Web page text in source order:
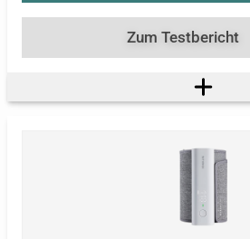
Bluetooth-Funktion eine
mit der Omron-Connect-App,
Zum Testbericht